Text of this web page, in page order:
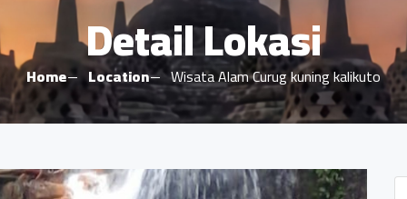
Detail Lokasi
Home Location Wisata Alam Curug kuning kalikuto